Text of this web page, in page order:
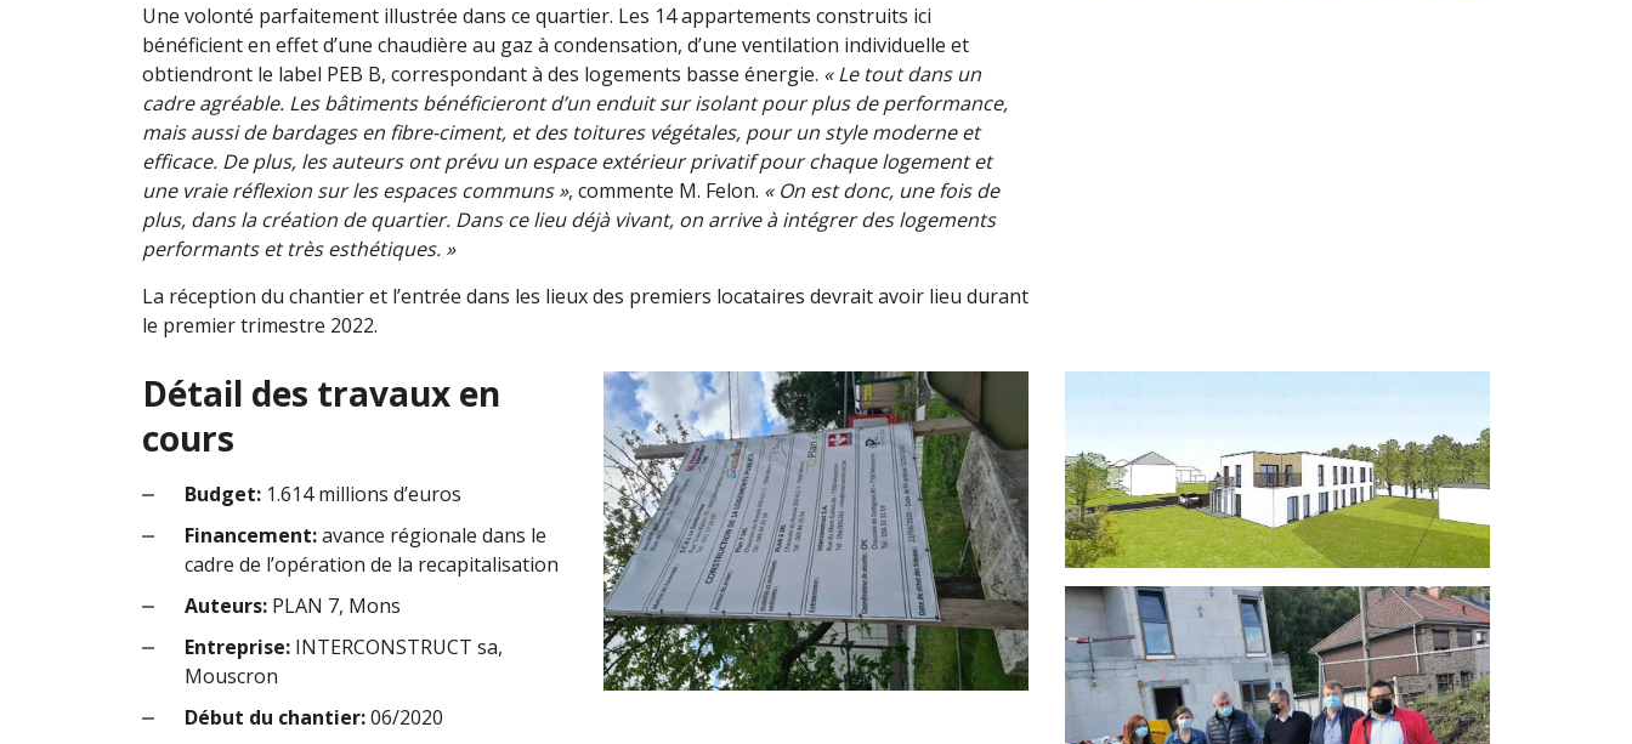
Une volonté parfaitement illustrée dans ce quartier. Les 14 appartements construits ici
bénéficient en effet d’une chaudière au gaz à condensation, d’une ventilation individuelle et
obtiendront le label PEB B, correspondant à des logements basse énergie. « Le tout dans un
cadre agréable. Les bâtiments bénéficieront d’un enduit sur isolant pour plus de performance,
mais aussi de bardages en fibre-ciment, et des toitures végétales, pour un style moderne et
efficace. De plus, les auteurs ont prévu un espace extérieur privatif pour chaque logement et
une vraie réflexion sur les espaces communs », commente M. Felon. « On est donc, une fois de
plus, dans la création de quartier. Dans ce lieu déjà vivant, on arrive à intégrer des logements
performants et très esthétiques. »
La réception du chantier et l’entrée dans les lieux des premiers locataires devrait avoir lieu durant
le premier trimestre 2022.
Détail des travaux en
cours
Budget: 1.614 millions d’euros
Financement:avance régionale dans le
cadre de l’opération de la recapitalisation
Auteurs: PLAN 7, Mons
Entreprise: INTERCONSTRUCT sa,
Mouscron
Début du chantier:06/2020